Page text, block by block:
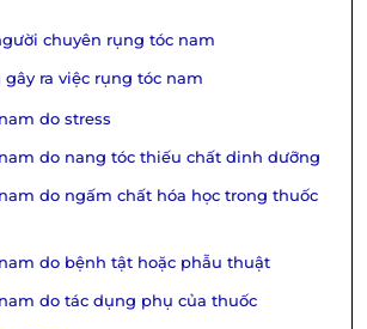
chuyên rụng tóc nam
ra việc rụng tóc nam
do stress
do nang tóc thiếu chất dinh dưỡng
do ngấm chất hóa học trong thuốc
do bệnh tật hoặc phẫu thuật
do tác dụng phụ của thuốc